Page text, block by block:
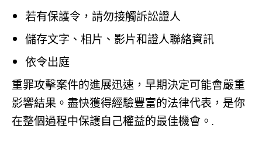
若有保護令，請勿接觸訴訟證人
儲存文字、相片、影片和證人聯絡資訊
依令出庭
重罪攻擊案件的進展迅速，早期決定可能會嚴重
影響結果。盡快獲得經驗豐富的法律代表，是你
在整個過程中保護自己權益的最佳機會。.